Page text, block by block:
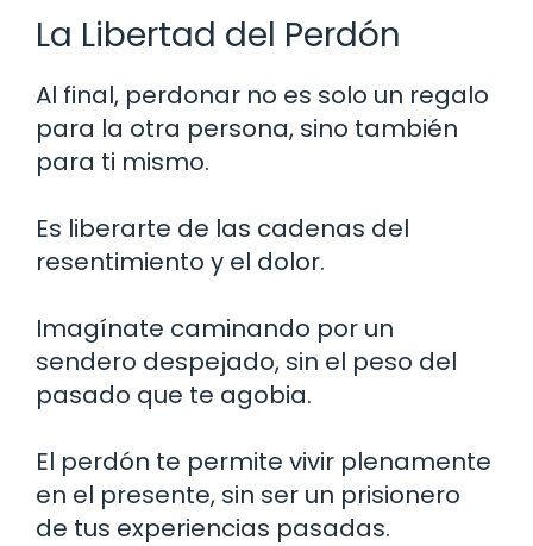
La Libertad del Perdón
Al final, perdonar no es solo un regalo
para la otra persona, sino también
para ti mismo.
Es liberarte de las cadenas del
resentimiento y el dolor.
Imagínate caminando por un
sendero despejado, sin el peso del
pasado que te agobia.
El perdón te permite vivir plenamente
en el presente, sin ser un prisionero
de tus experiencias pasadas.